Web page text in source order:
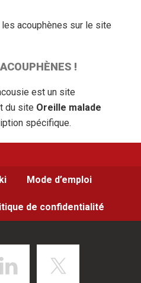
les acouphènes sur le site
!
est un site
du site Oreille malade
spécifique.
Mode d’emploi
de confidentialité